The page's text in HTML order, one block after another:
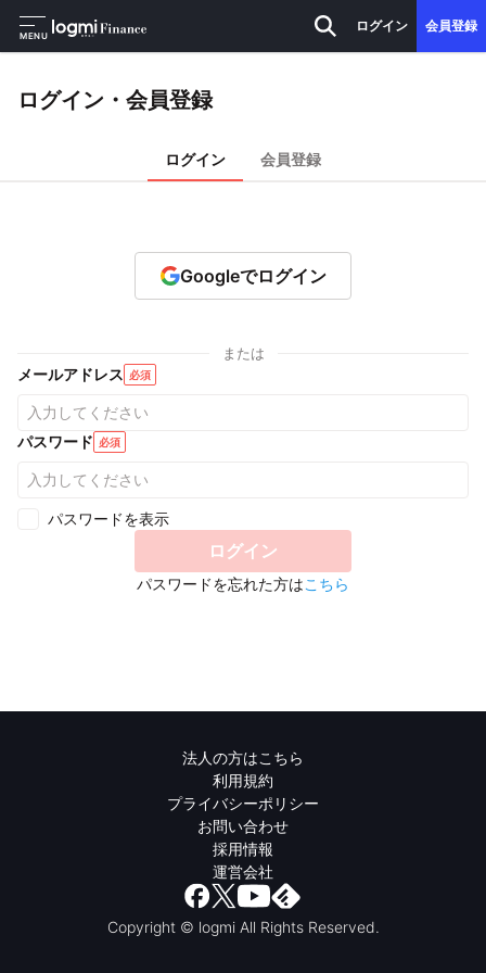
MENU
ログイン 会員登録
ログイン・会員登録
ログイン 会員登録
Googleでログイン
または
メールアドレス 必須
パスワード 必須
パスワードを表示
ログイン
パスワードを忘れた方はこちら
法人の方はこちら
利用規約
プライバシーポリシー
お問い合わせ
採用情報
運営会社
Copyright © logmi All Rights Reserved.